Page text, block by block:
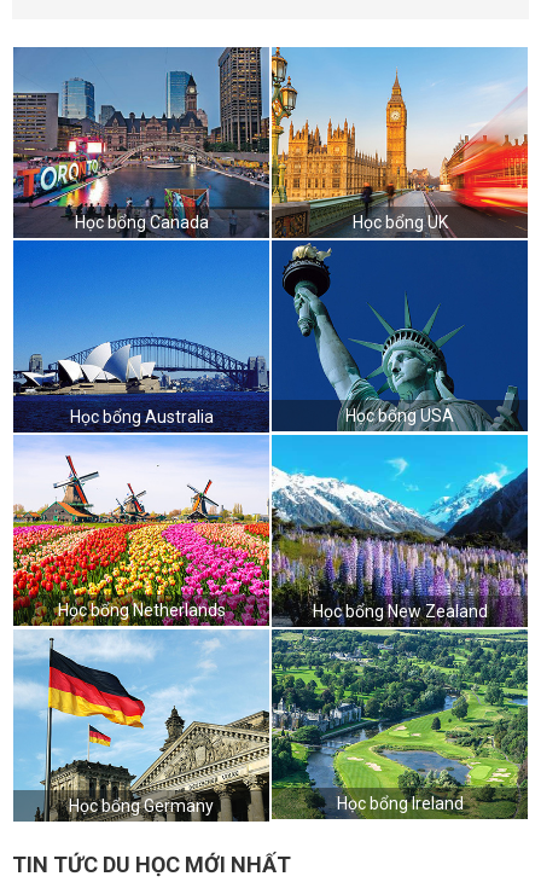
Học bổng Canada Học bổng UK
Học bổng Australia Học bổng USA
Học bổng Netherlands Học bổng New Zealand
Học bổng Germany Học bổng Ireland
TIN TỨC DU HỌC MỚI NHẤT